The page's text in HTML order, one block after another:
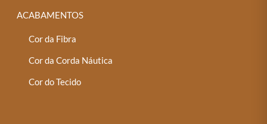
ACABAMENTOS
Cor da Fibra
Cor da Corda Náutica
Cor do Tecido